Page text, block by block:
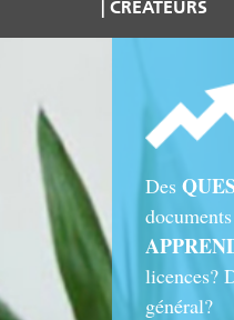
CRÉATEURS
Des
licences?
général?